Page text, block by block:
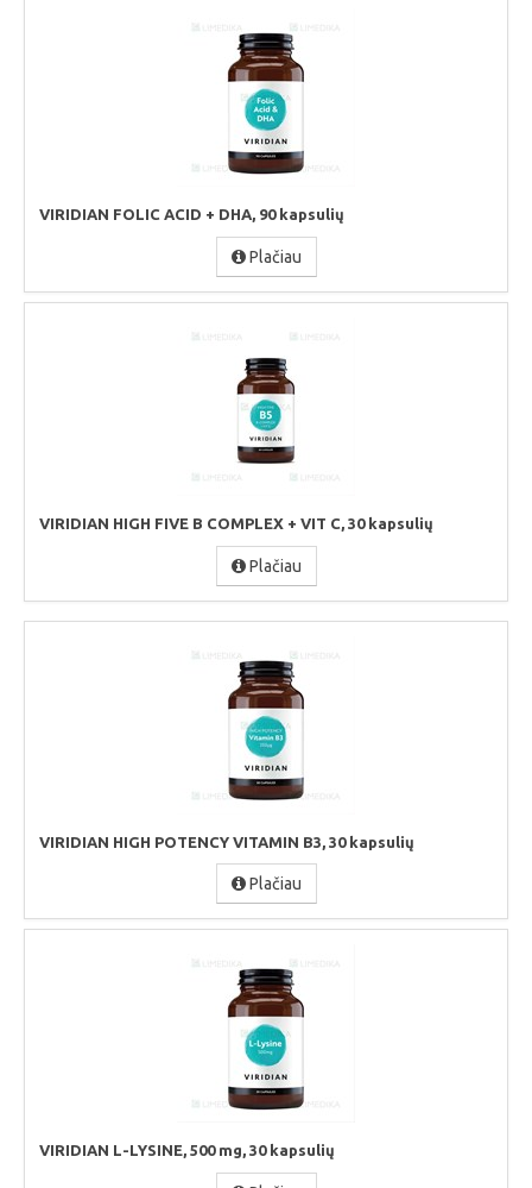
VIRIDIAN FOLIC ACID + DHA, 90 kapsulių
Plačiau
VIRIDIAN HIGH FIVE B COMPLEX + VIT C, 30 kapsulių
Plačiau
VIRIDIAN HIGH POTENCY VITAMIN B3, 30 kapsulių
Plačiau
VIRIDIAN L-LYSINE, 500 mg, 30 kapsulių